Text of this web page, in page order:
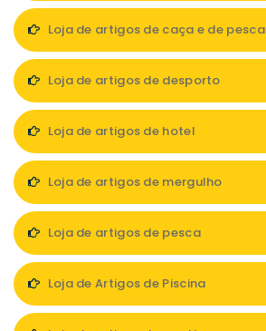
Loja de artigos de caça e de pesca
Loja de artigos de desporto
Loja de artigos de hotel
Loja de artigos de mergulho
Loja de artigos de pesca
Loja de Artigos de Piscina